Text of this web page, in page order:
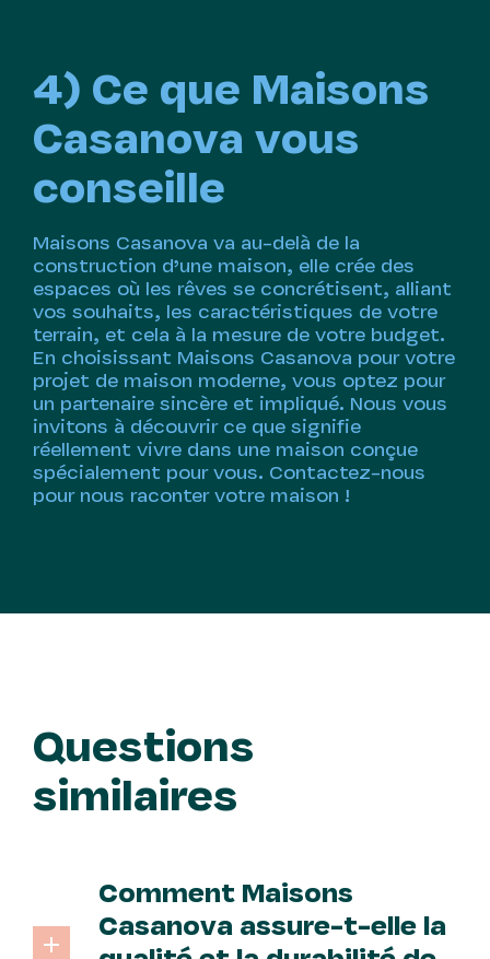
4) Ce que Maisons
Casanova vous
conseille
Maisons Casanova va au-delà de la
construction d’une maison, elle crée des
espaces où les rêves se concrétisent, alliant
vos souhaits, les caractéristiques de votre
terrain, et cela à la mesure de votre budget.
En choisissant Maisons Casanova pour votre
projet de maison moderne, vous optez pour
un partenaire sincère et impliqué. Nous vous
invitons à découvrir ce que signifie
réellement vivre dans une maison conçue
spécialement pour vous. Contactez-nous
pour nous raconter votre maison !
Questions
similaires
Comment Maisons
Casanova assure-t-elle la